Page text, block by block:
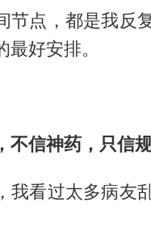
节点，都是我反
好安排。
不信神药，只信
我看过太多病友